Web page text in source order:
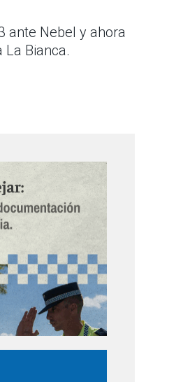
ante Nebel y ahora
Bianca.